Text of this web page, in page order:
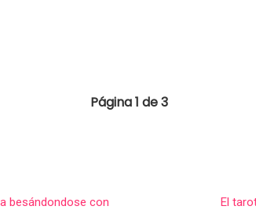
Página 1 de 3
besándondose con
El